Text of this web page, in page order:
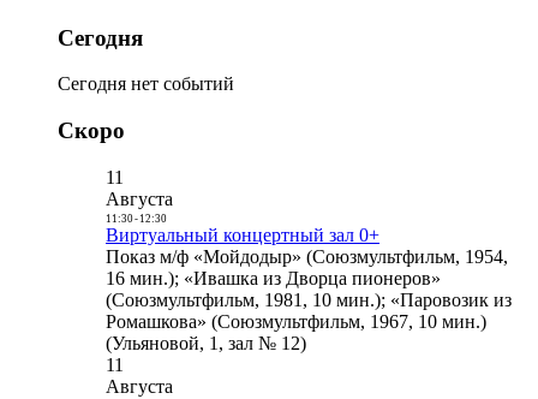
Сегодня
Сегодня нет событий
Скоро
11
Августа
11:30- 12:30
Виртуальный концертный зал 0+
Показ м/ф «Мойдодыр» (Союзмультфильм, 1954,
16 мин.); «Ивашка из Дворца пионеров»
(Союзмультфильм, 1981, 10 мин.); «Паровозик из
Ромашкова» (Союзмультфильм, 1967, 10 мин.)
(Ульяновой, 1, зал № 12)
11
Августа